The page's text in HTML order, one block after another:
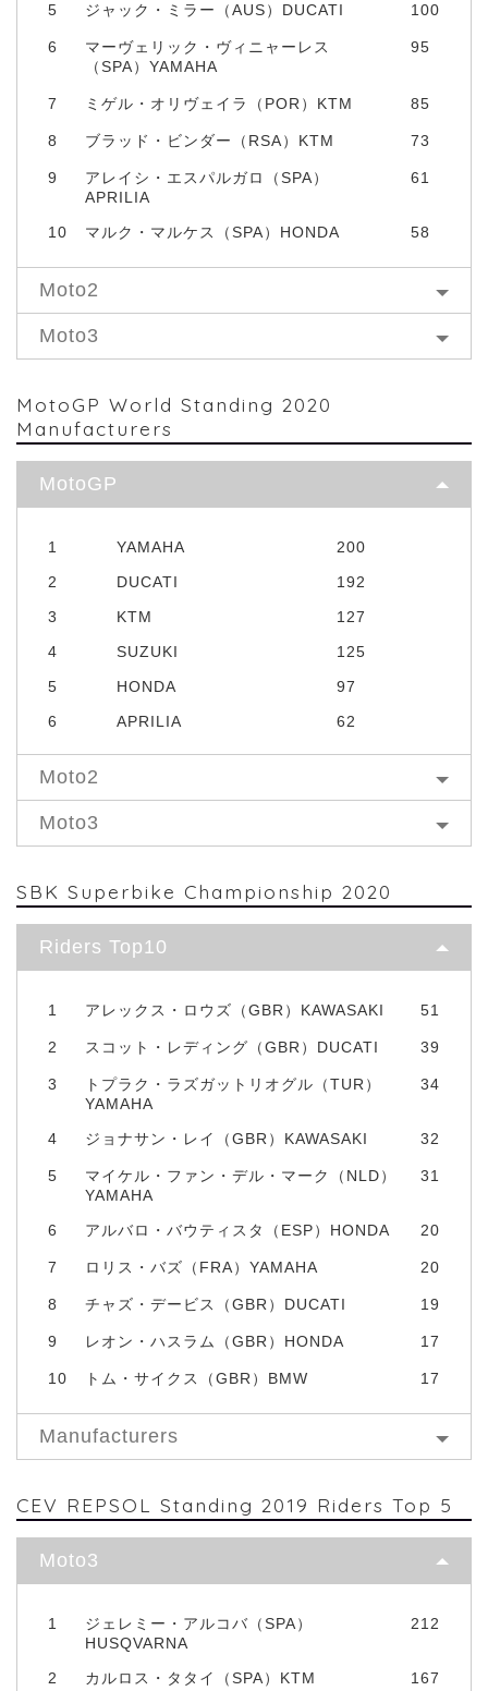
5 ジャック・ミラー（AUS）DUCATI 100
6
マーヴェリック・ヴィニャーレス
（SPA）YAMAHA
95
7 ミゲル・オリヴェイラ（POR）KTM 85
8 ブラッド・ビンダー（RSA）KTM 73
9
アレイシ・エスパルガロ（SPA）
APRILIA
61
10 マルク・マルケス（SPA）HONDA 58
Moto2
Moto3
MotoGP World Standing 2020
Manufacturers
MotoGP
1 YAMAHA
200
2
DUCATI
192
3
KTM
127
4
SUZUKI
125
5
HONDA
97
6
APRILIA 62
Moto2
Moto3
SBK Superbike Championship 2020
Riders Top10
1 アレックス・ロウズ（GBR）KAWASAKI 51
2 スコット・レディング（GBR）DUCATI 39
3
トプラク・ラズガットリオグル（TUR）
YAMAHA
34
4 ジョナサン・レイ（GBR）KAWASAKI 32
5
マイケル・ファン・デル・マーク（NLD）
YAMAHA
31
6 アルバロ・バウティスタ（ESP）HONDA 20
7 ロリス・バズ（FRA）YAMAHA 20
8 チャズ・デービス（GBR）DUCATI 19
9 レオン・ハスラム（GBR）HONDA 17
10 トム・サイクス（GBR）BMW 17
Manufacturers
CEV REPSOL Standing 2019 Riders Top 5
Moto3
1
ジェレミー・アルコバ（SPA）
HUSQVARNA
212
2 カルロス・タタイ（SPA）KTM 167